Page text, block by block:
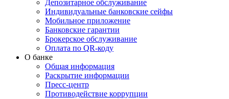
Депозитарное обслуживание
Индивидуальные банковские сейфы
Мобильное приложение
Банковские гарантии
Брокерское обслуживание
Оплата по QR-коду
О банке
Общая информация
Раскрытие информации
Пресс-центр
Противодействие коррупции